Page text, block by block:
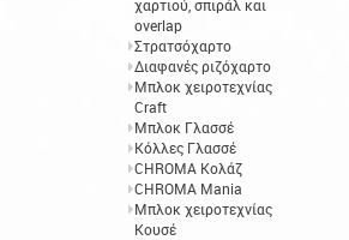
χαρτιού, σπιράλ και
overlap
Στρατσόχαρτο
Διαφανές ριζόχαρτο
Μπλοκ χειροτεχνίας
Craft
Μπλοκ Γλασσέ
Κόλλες Γλασσέ
CHROMA Κολάζ
CHROMA Mania
Μπλοκ χειροτεχνίας
Κουσέ